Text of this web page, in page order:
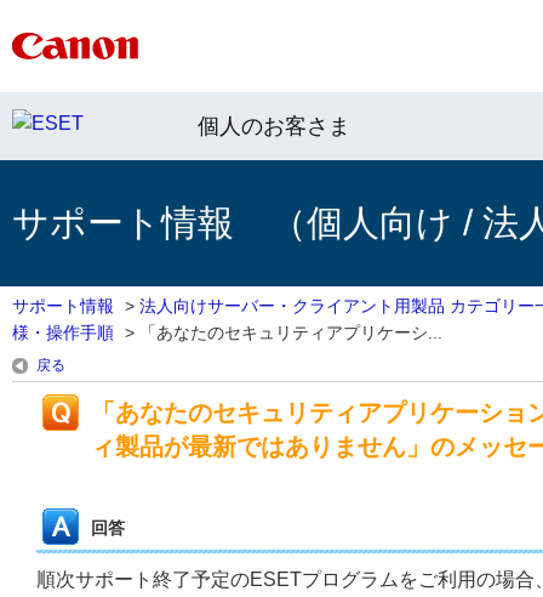
個人のお客さま
サポート情報 （個人向け / 法
サポート情報 > 法人向けサーバー・クライアント用製品 カテゴリー
様・操作手順 > 「あなたのセキュリティアプリケーシ...
戻る
「あなたのセキュリティアプリケーシ
ィ製品が最新ではありません」のメッセ
回答
順次サポート終了予定のESETプログラムをご利用の場